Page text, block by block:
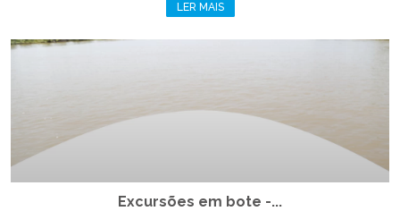
LER MAIS
Excursões em bote -...